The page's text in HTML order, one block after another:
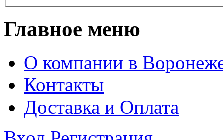
Главное меню
О компании в
Контакты
Доставка и Оплата